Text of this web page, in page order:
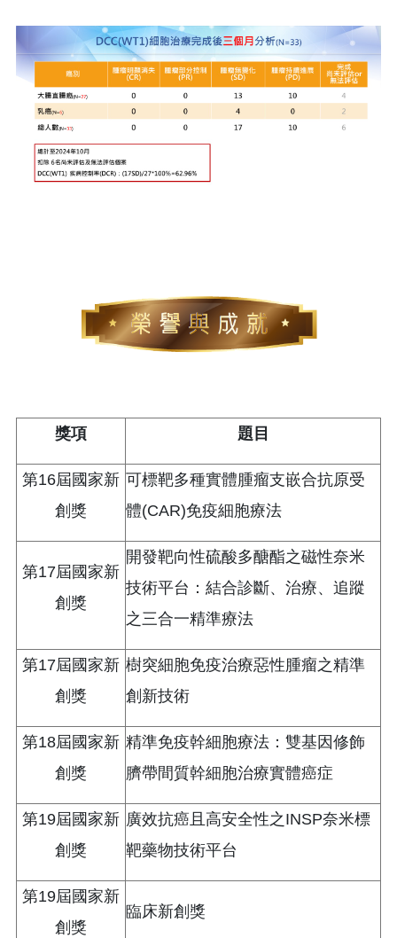
獎項 題目
第16屆國家新
創獎
可標靶多種實體腫瘤支嵌合抗原受
體(CAR)免疫細胞療法
第17屆國家新
創獎
開發靶向性硫酸多醣酯之磁性奈米
技術平台：結合診斷、治療、追蹤
之三合一精準療法
第17屆國家新
創獎
樹突細胞免疫治療惡性腫瘤之精準
創新技術
第18屆國家新
創獎
精準免疫幹細胞療法：雙基因修飾
臍帶間質幹細胞治療實體癌症
第19屆國家新
創獎
廣效抗癌且高安全性之INSP奈米標
靶藥物技術平台
第19屆國家新
創獎
臨床新創獎